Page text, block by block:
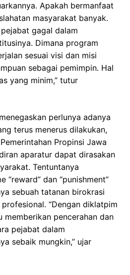
Apakah bermanfaat
masyarakat banyak.
gagal dalam
Dimana program
sesuai visi dan misi
sebagai pemimpin. Hal
yang minim,” tutur
perlunya adanya
terus menerus dilakukan,
Propinsi Jawa
aparatur dapat dirasakan
Tentuntanya
“reward” dan “punishment”
sebuah tatanan birokrasi
“Dengan diklatpim
memberikan pencerahan dan
pejabat dalam
sebaik mungkin,” ujar